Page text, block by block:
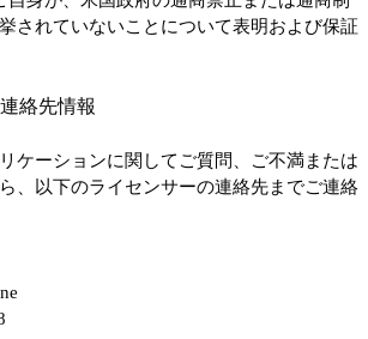
されていないことについて表明および保証
絡先情報
ケーションに関してご質問、ご不満または
、以下のライセンサーの連絡先までご連絡